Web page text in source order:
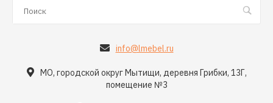
info@lmebel.ru
МО, городской округ Мытищи, деревня Грибки, 13Г,
помещение №3